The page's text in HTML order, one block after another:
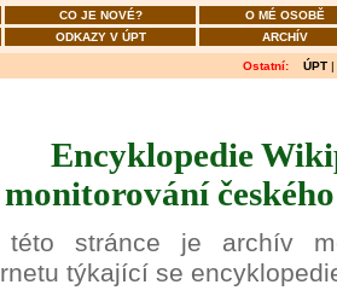
CO JE NOVÉ?
O MÉ OSOBĚ
ODKAZY V ÚPT ARCHÍV
Ostatní: ÚPT |
Encyklopedie
monitorování
této stránce je archív
týkající se